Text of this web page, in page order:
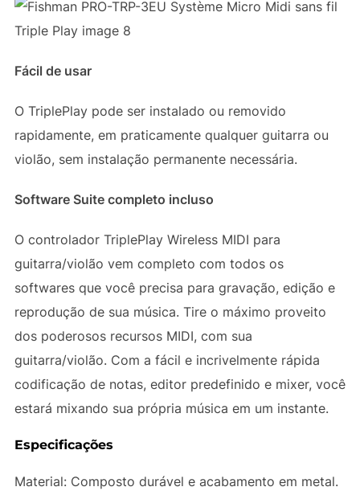
Fácil de usar
O TriplePlay pode ser instalado ou removido
rapidamente, em praticamente qualquer guitarra ou
violão, sem instalação permanente necessária.
Software Suite completo incluso
O controlador TriplePlay Wireless MIDI para
guitarra/violão vem completo com todos os
softwares que você precisa para gravação, edição e
reprodução de sua música. Tire o máximo proveito
dos poderosos recursos MIDI, com sua
guitarra/violão. Com a fácil e incrivelmente rápida
codificação de notas, editor predefinido e mixer, você
estará mixando sua própria música em um instante.
Especificações
Material: Composto durável e acabamento em metal.